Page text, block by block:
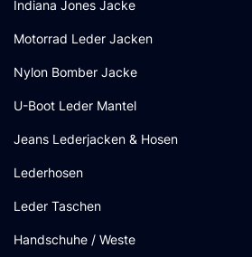
Indiana Jones Jacke
Motorrad Leder Jacken
Nylon Bomber Jacke
U-Boot Leder Mantel
Jeans Lederjacken & Hosen
Lederhosen
Leder Taschen
Handschuhe / Weste